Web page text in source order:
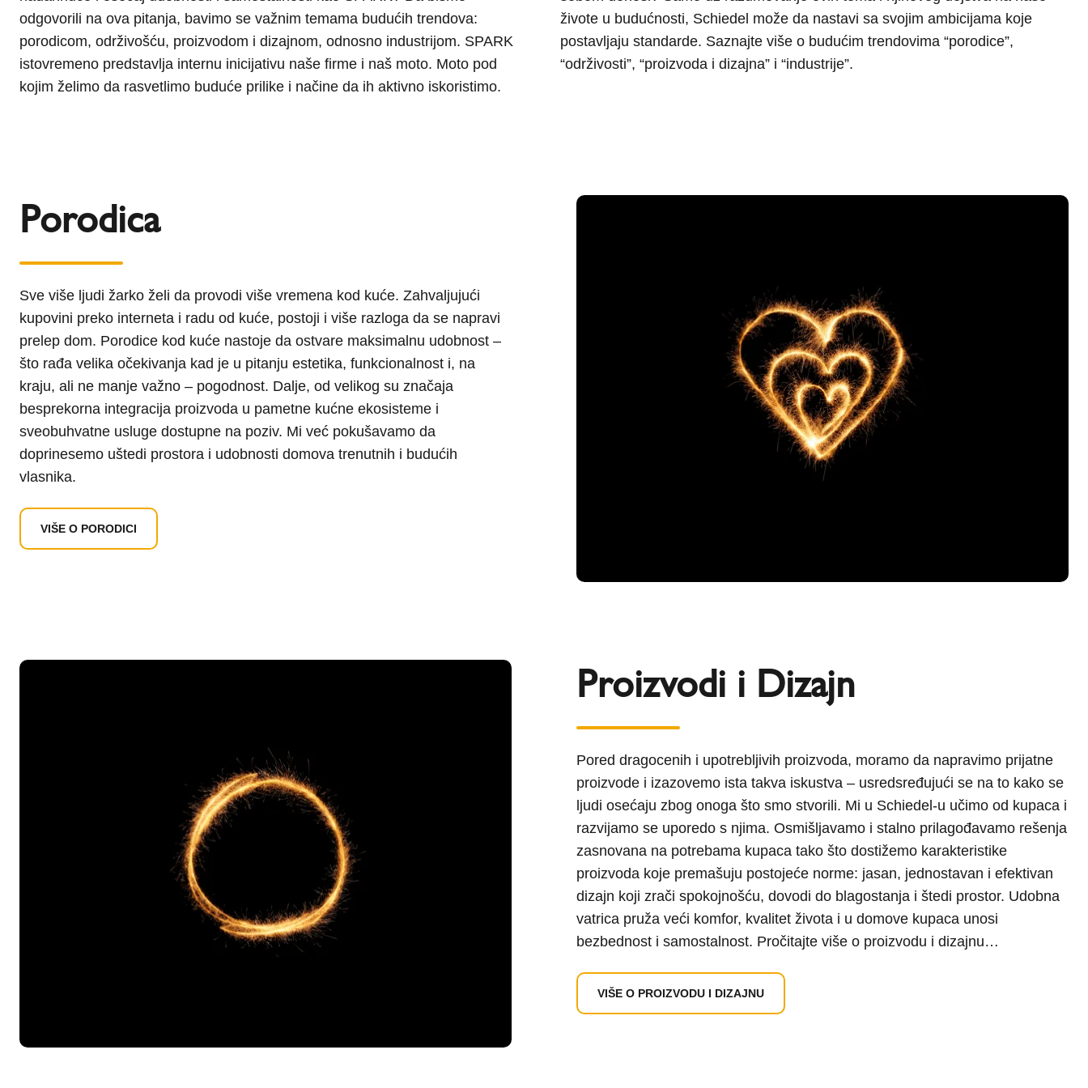
odgovorili na ova pitanja, bavimo se važnim temama budućih trendova:
porodicom, održivošću, proizvodom i dizajnom, odnosno industrijom. SPARK
istovremeno predstavlja internu inicijativu naše firme i naš moto. Moto pod
kojim želimo da rasvetlimo buduće prilike i načine da ih aktivno iskoristimo.
živote u budućnosti, Schiedel može da nastavi sa svojim ambicijama koje
postavljaju standarde. Saznajte više o budućim trendovima “porodice”,
“održivosti”, “proizvoda i dizajna” i “industrije”.
Porodica
Sve više ljudi žarko želi da provodi više vremena kod kuće. Zahvaljujući
kupovini preko interneta i radu od kuće, postoji i više razloga da se napravi
prelep dom. Porodice kod kuće nastoje da ostvare maksimalnu udobnost –
što rađa velika očekivanja kad je u pitanju estetika, funkcionalnost i, na
kraju, ali ne manje važno – pogodnost. Dalje, od velikog su značaja
besprekorna integracija proizvoda u pametne kućne ekosisteme i
sveobuhvatne usluge dostupne na poziv. Mi već pokušavamo da
doprinesemo uštedi prostora i udobnosti domova trenutnih i budućih
vlasnika.
VIŠE O PORODICI
Proizvodi i Dizajn
Pored dragocenih i upotrebljivih proizvoda, moramo da napravimo prijatne
proizvode i izazovemo ista takva iskustva – usredsređujući se na to kako se
ljudi osećaju zbog onoga što smo stvorili. Mi u Schiedel-u učimo od kupaca i
razvijamo se uporedo s njima. Osmišljavamo i stalno prilagođavamo rešenja
zasnovana na potrebama kupaca tako što dostižemo karakteristike
proizvoda koje premašuju postojeće norme: jasan, jednostavan i efektivan
dizajn koji zrači spokojnošću, dovodi do blagostanja i štedi prostor. Udobna
vatrica pruža veći komfor, kvalitet života i u domove kupaca unosi
bezbednost i samostalnost. Pročitajte više o proizvodu i dizajnu…
VIŠE O PROIZVODU I DIZAJNU